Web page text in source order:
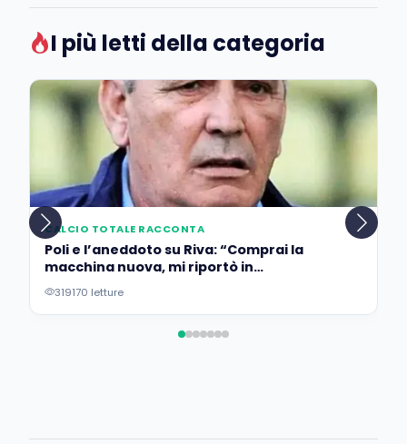
I più letti della categoria
CALCIO TOTALE RACCONTA
Poli e l’aneddoto su Riva: “Comprai la
macchina nuova, mi riportò in
concessionaria per lasciarla…”
319170 letture